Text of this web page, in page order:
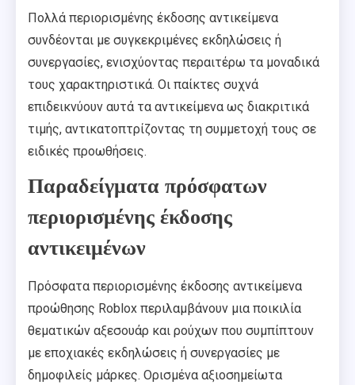
Πολλά περιορισμένης έκδοσης αντικείμενα
συνδέονται με συγκεκριμένες εκδηλώσεις ή
συνεργασίες, ενισχύοντας περαιτέρω τα μοναδικά
τους χαρακτηριστικά. Οι παίκτες συχνά
επιδεικνύουν αυτά τα αντικείμενα ως διακριτικά
τιμής, αντικατοπτρίζοντας τη συμμετοχή τους σε
ειδικές προωθήσεις.
Παραδείγματα πρόσφατων
περιορισμένης έκδοσης
αντικειμένων
Πρόσφατα περιορισμένης έκδοσης αντικείμενα
προώθησης Roblox περιλαμβάνουν μια ποικιλία
θεματικών αξεσουάρ και ρούχων που συμπίπτουν
με εποχιακές εκδηλώσεις ή συνεργασίες με
δημοφιλείς μάρκες. Ορισμένα αξιοσημείωτα